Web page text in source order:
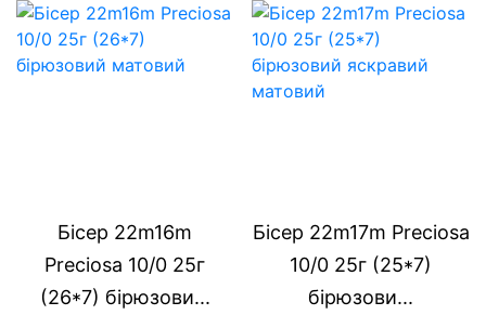
Бісер 22m16m
Preсiosa 10/0 25г
(26*7) бiрюзови...
Бісер 22m17m Preсiosa
10/0 25г (25*7)
бiрюзови...